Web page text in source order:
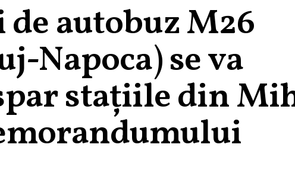
autobuz M26
Napoca) se va
stațiile din